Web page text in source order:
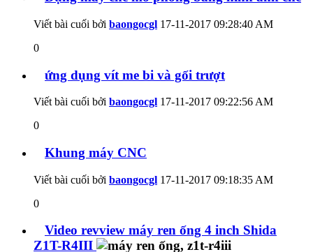
Viết bài cuối bởi baongocgl 17-11-2017 09:28:40 AM
0
ứng dụng vít me bi và gối trượt
Viết bài cuối bởi baongocgl 17-11-2017 09:22:56 AM
0
Khung máy CNC
Viết bài cuối bởi baongocgl 17-11-2017 09:18:35 AM
0
Video revview máy ren ống 4 inch Shida
Z1T-R4III